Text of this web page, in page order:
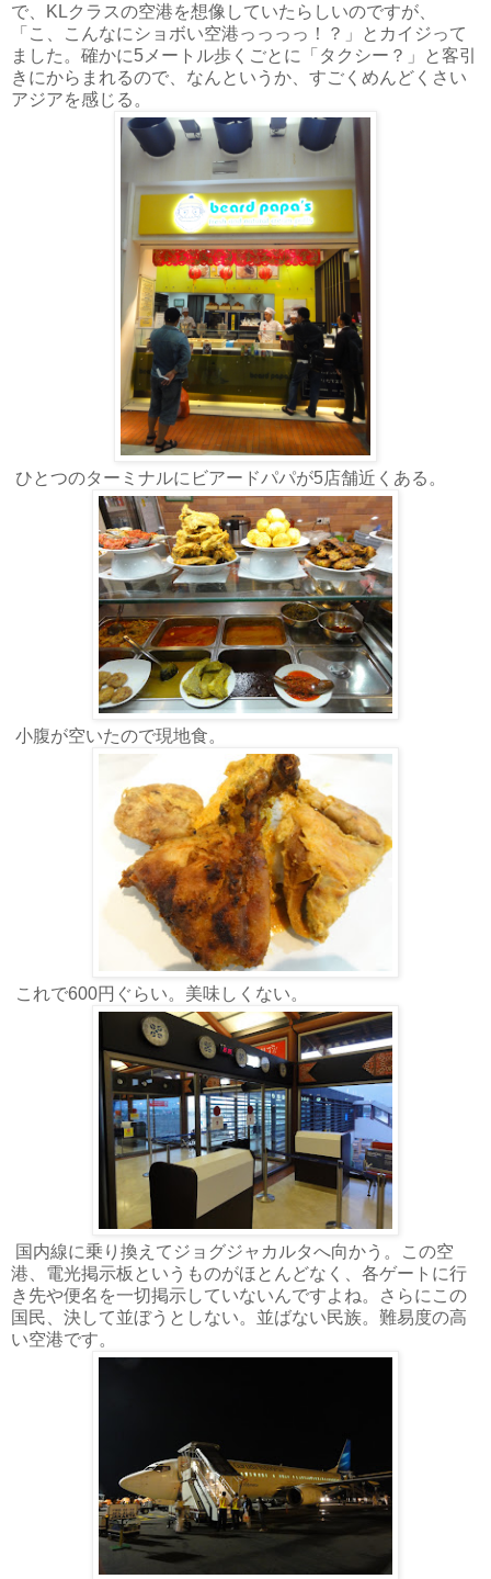
で、KLクラスの空港を想像していたらしいのですが、
「こ、こんなにショボい空港っっっっ！？」とカイジって
ました。確かに5メートル歩くごとに「タクシー？」と客引
きにからまれるので、なんというか、すごくめんどくさい
アジアを感じる。
ひとつのターミナルにビアードパパが5店舗近くある。
小腹が空いたので現地食。
これで600円ぐらい。美味しくない。
国内線に乗り換えてジョグジャカルタへ向かう。この空
港、電光掲示板というものがほとんどなく、各ゲートに行
き先や便名を一切掲示していないんですよね。さらにこの
国民、決して並ぼうとしない。並ばない民族。難易度の高
い空港です。